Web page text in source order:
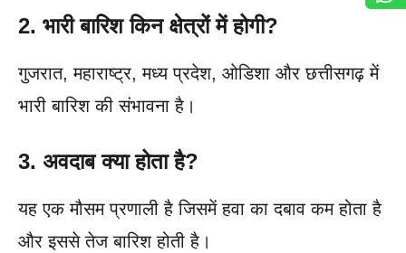
2. भारी बारिश किन क्षेत्रों में होगी?
गुजरात, महाराष्ट्र, मध्य प्रदेश, ओडिशा और छत्तीसगढ़ में
भारी बारिश की संभावना है।
3. अवदाब क्या होता है?
यह एक मौसम प्रणाली है जिसमें हवा का दबाव कम होता है
और इससे तेज बारिश होती है।